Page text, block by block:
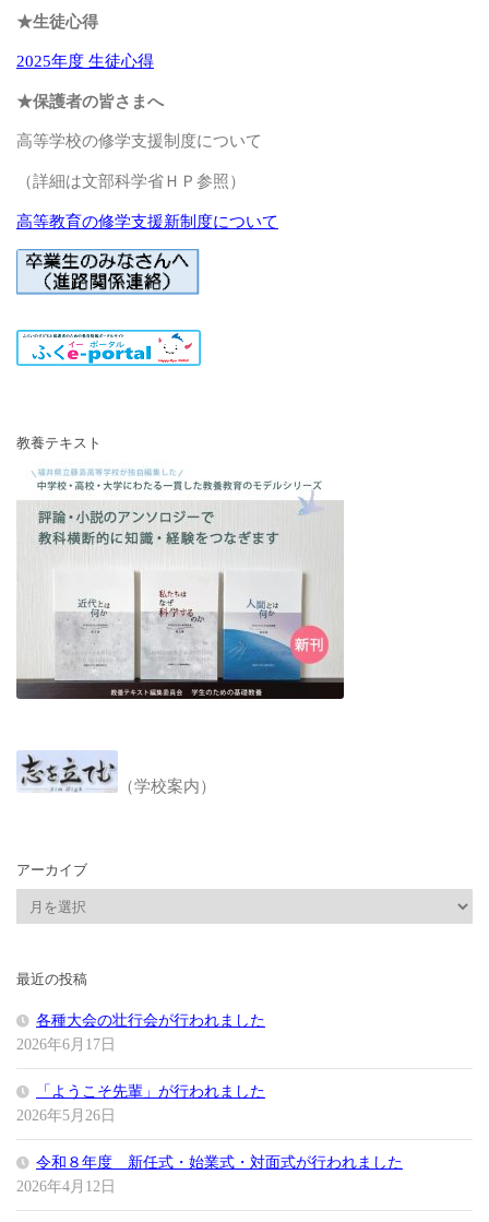
★生徒心得
2025年度 生徒心得
★保護者の皆さまへ
高等学校の修学支援制度について
（詳細は文部科学省ＨＰ参照）
高等教育の修学支援新制度について
教養テキスト
（学校案内）
アーカイブ
ー
イ
最近の投稿
各種大会の壮行会が行われました
2026年6月17日
「ようこそ先輩」が行われました
2026年5月26日
令和８年度 新任式・始業式・対面式が行われました
2026年4月12日